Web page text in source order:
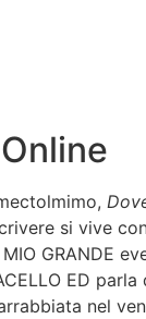
si vive
GRANDE
ED parla
nel